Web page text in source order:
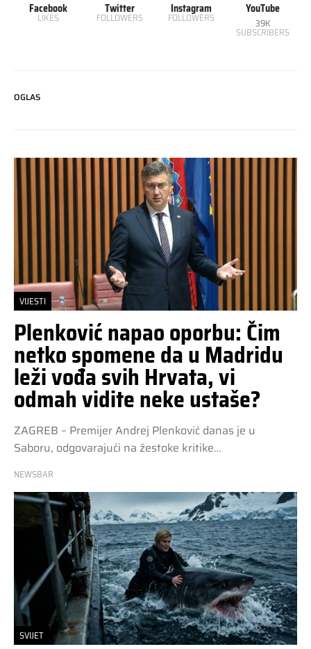
Facebook
LIKES
Twitter
FOLLOWERS
Instagram
FOLLOWERS
YouTube
39K
SUBSCRIBERS
OGLAS
VIJESTI
Plenković napao oporbu: Čim
netko spomene da u Madridu
leži vođa svih Hrvata, vi
odmah vidite neke ustaše?
ZAGREB – Premijer Andrej Plenković danas je u
Saboru, odgovarajući na žestoke kritike…
NEWSBAR
SVIJET